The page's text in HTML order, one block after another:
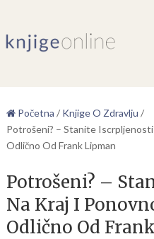
Početna / Knjige O Zdravlju /
Potrošeni? – Stanite
Odlično Od Frank Lipman
Potrošeni? –
Na Kraj I
Odlično Od